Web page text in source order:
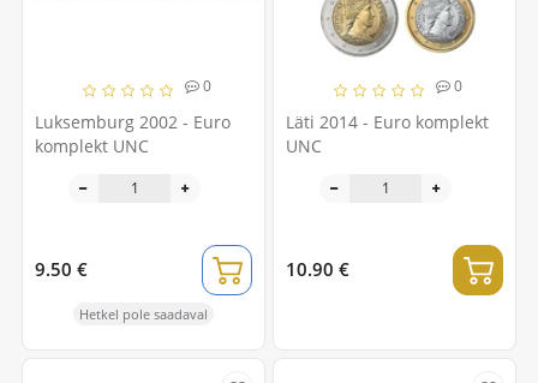
0
Luksemburg 2002 - Euro
komplekt UNC
9.50 €
Hetkel pole saadaval
0
Läti 2014 - Euro komplekt
UNC
10.90 €